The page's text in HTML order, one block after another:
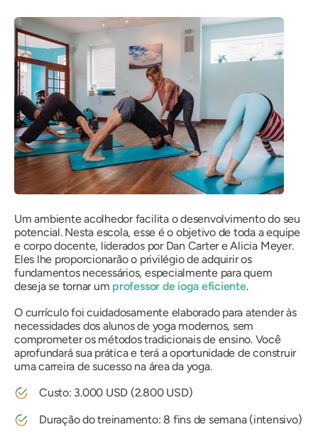
Um ambiente acolhedor facilita o desenvolvimento do seu
potencial. Nesta escola, esse é o objetivo de toda a equipe
e corpo docente, liderados por Dan Carter e Alicia Meyer.
Eles lhe proporcionarão o privilégio de adquirir os
fundamentos necessários, especialmente para quem
deseja se tornar um professor de ioga eficiente.
O currículo foi cuidadosamente elaborado para atender às
necessidades dos alunos de yoga modernos, sem
comprometer os métodos tradicionais de ensino. Você
aprofundará sua prática e terá a oportunidade de construir
uma carreira de sucesso na área da yoga.
Custo: 3.000 USD (2.800 USD)
Duração do treinamento: 8 fins de semana (intensivo)